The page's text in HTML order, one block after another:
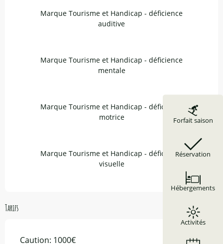
Forfait saison
Réservation
Hébergements
Activités
Marque Tourisme et Handicap - déficience
auditive
Marque Tourisme et Handicap - déficience
mentale
Marque Tourisme et Handicap - déficience
motrice
Marque Tourisme et Handicap - déficience
visuelle
Tarifs
Caution: 1000€